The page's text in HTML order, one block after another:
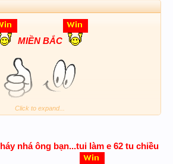
MIỀN BẮC
62
ai - Chẳng ai giống mình.
Click to expand...
nhá ông bạn...tui làm e 62 tu chiều